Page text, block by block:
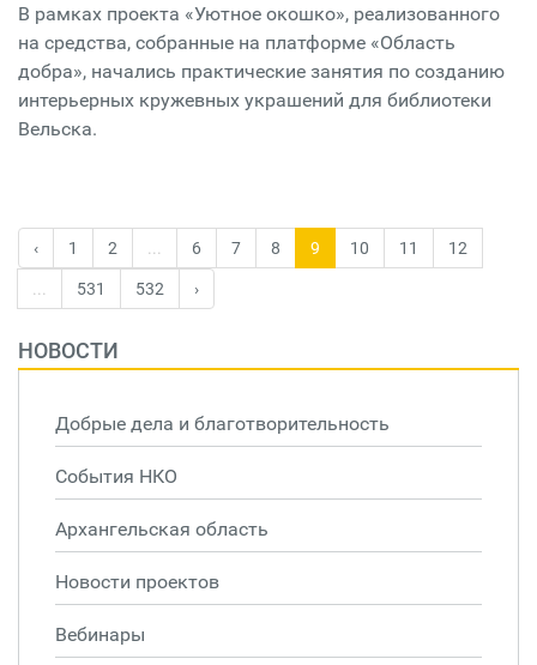
В рамках проекта «Уютное окошко», реализованного
на средства, собранные на платформе «Область
добра», начались практические занятия по созданию
интерьерных кружевных украшений для библиотеки
Вельска.
‹ 1 2 6 7 8 9 10 11 12
531 532 ›
НОВОСТИ
Добрые дела и благотворительность
События НКО
Архангельская область
Новости проектов
Вебинары